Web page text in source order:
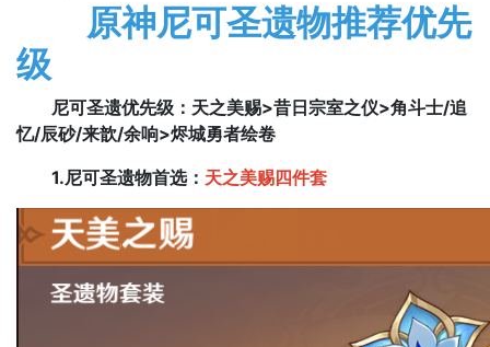
原神尼可圣遗物推荐优先
级
尼可圣遗优先级：天之美赐>昔日宗室之仪>角斗士/追
忆/辰砂/来歆/余响>烬城勇者绘卷
1.尼可圣遗物首选： 天之美赐四件套